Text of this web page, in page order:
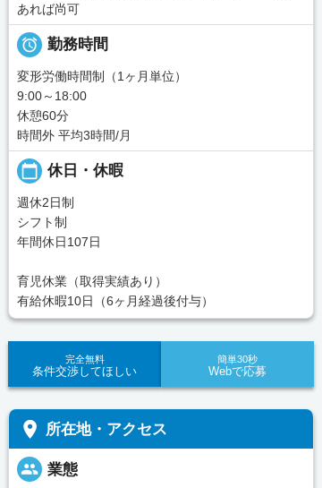
あれば尚可
 勤務時間
変形労働時間制（1ヶ月単位）
9:00～18:00
休憩60分
時間外 平均3時間/月
calendar_today 休日・休暇
週休2日制
シフト制
年間休日107日
育児休業（取得実績あり）
有給休暇10日（6ヶ月経過後付与）
完全無料
条件交渉してほしい
簡単30秒
Webで応募
place 所在地・アクセス
people 業態